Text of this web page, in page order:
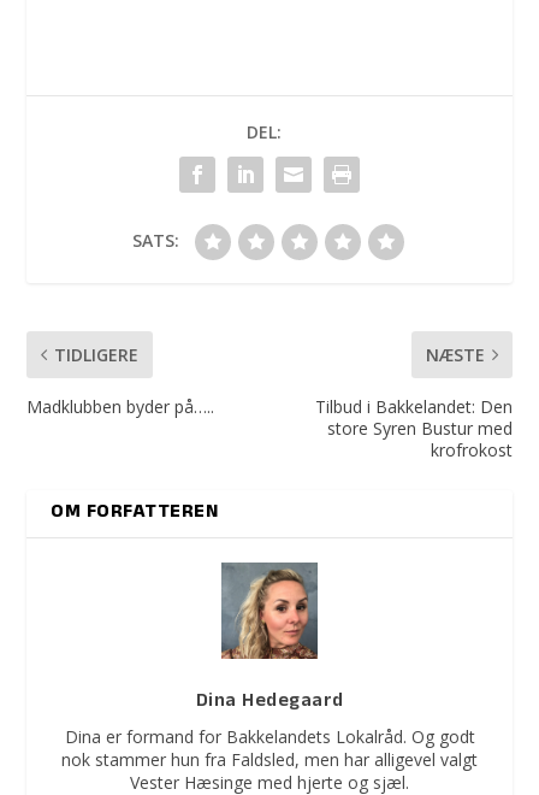
DEL:
SATS:
TIDLIGERE
Madklubben byder på…..
NÆSTE
Tilbud i Bakkelandet: Den
store Syren Bustur med
krofrokost
OM FORFATTEREN
Dina Hedegaard
Dina er formand for Bakkelandets Lokalråd. Og godt
nok stammer hun fra Faldsled, men har alligevel valgt
Vester Hæsinge med hjerte og sjæl.